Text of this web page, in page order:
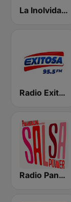
La Inolvidable
Radio Exitosa
Radio Panamericana - Salsa Power